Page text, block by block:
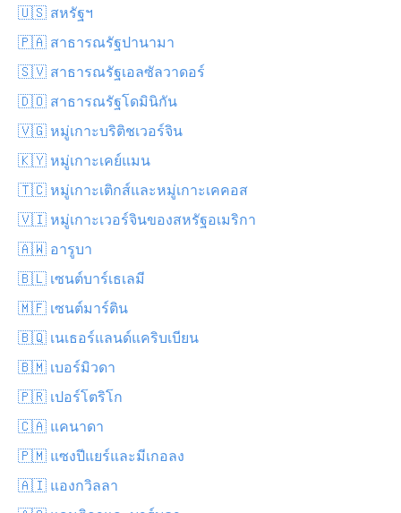
🇺🇸 สหรัฐฯ
🇵🇦 สาธารณรัฐปานามา
🇸🇻 สาธารณรัฐเอลซัลวาดอร์
🇩🇴 สาธารณรัฐโดมินิกัน
🇻🇬 หมู่เกาะบริติชเวอร์จิน
🇰🇾 หมู่เกาะเคย์แมน
🇹🇨 หมู่เกาะเติกส์และหมู่เกาะเคคอส
🇻🇮 หมู่เกาะเวอร์จินของสหรัฐอเมริกา
🇦🇼 อารูบา
🇧🇱 เซนต์บาร์เธเลมี
🇲🇫 เซนต์มาร์ติน
🇧🇶 เนเธอร์แลนด์แคริบเบียน
🇧🇲 เบอร์มิวดา
🇵🇷 เปอร์โตริโก
🇨🇦 แคนาดา
🇵🇲 แซงปีแยร์และมีเกอลง
🇦🇮 แองกวิลลา